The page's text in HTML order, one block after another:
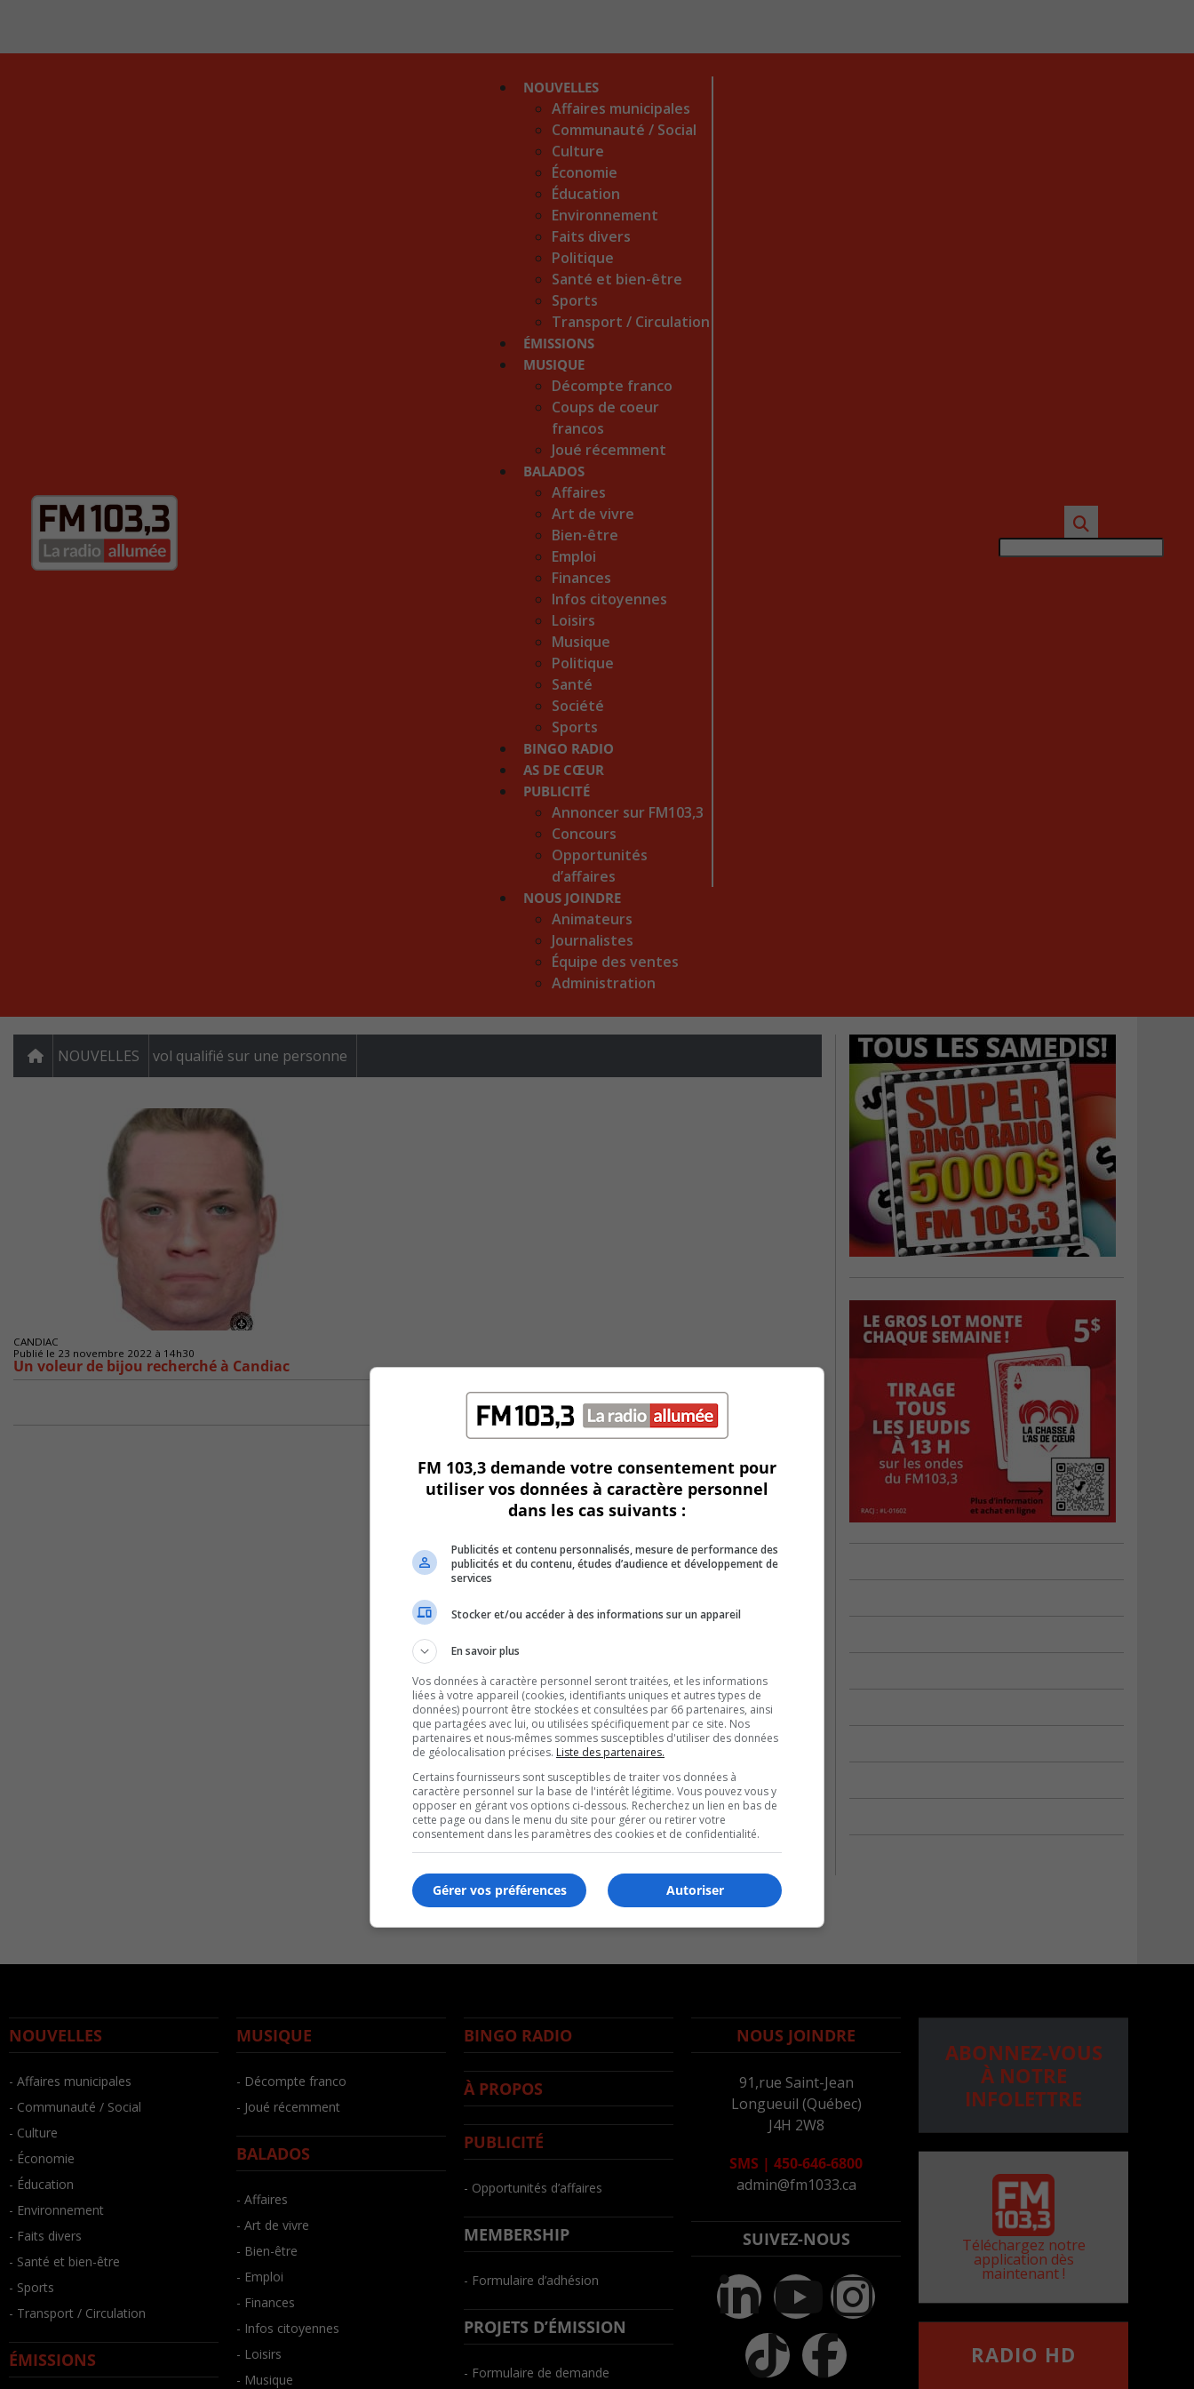
NOUVELLES
Affaires municipales
Communauté / Social
Culture
Économie
Éducation
Environnement
Faits divers
Politique
Santé et bien-être
Sports
Transport / Circulation
ÉMISSIONS
MUSIQUE
Décompte franco
Coups de coeur
francos
Joué récemment
BALADOS
Affaires
Art de vivre
Bien-être
Emploi
Finances
Infos citoyennes
Loisirs
Musique
Politique
Santé
Société
Sports
BINGO RADIO
AS DE CŒUR
PUBLICITÉ
Annoncer sur FM103,3
Concours
Opportunités
d’affaires
NOUS JOINDRE
Animateurs
Journalistes
Équipe des ventes
Administration
NOUVELLES vol qualifié sur une personne
CANDIAC
Publié le 23 novembre 2022 à 14h30
Un voleur de bijou recherché à Candiac
NOUVELLES
- Affaires municipales
- Communauté / Social
- Culture
- Économie
- Éducation
- Environnement
- Faits divers
- Santé et bien-être
- Sports
- Transport / Circulation
ÉMISSIONS
MUSIQUE
- Décompte franco
- Joué récemment
BALADOS
- Affaires
- Art de vivre
- Bien-être
- Emploi
- Finances
- Infos citoyennes
- Loisirs
- Musique
BINGO RADIO
À PROPOS
PUBLICITÉ
- Opportunités d’affaires
MEMBERSHIP
- Formulaire d’adhésion
PROJETS D’ÉMISSION
- Formulaire de demande
NOUS JOINDRE
91,rue Saint-Jean
Longueuil (Québec)
J4H 2W8
SMS | 450-646-6800
admin@fm1033.ca
SUIVEZ-NOUS
ABONNEZ-VOUS
À NOTRE
INFOLETTRE
Téléchargez notre
application dès
maintenant !
RADIO HD
FM 103,3 demande votre consentement pour
utiliser vos données à caractère personnel
dans les cas suivants :
Publicités et contenu personnalisés, mesure de performance des
publicités et du contenu, études d’audience et développement de
services
Stocker et/ou accéder à des informations sur un appareil
En savoir plus
Vos données à caractère personnel seront traitées, et les informations
liées à votre appareil (cookies, identifiants uniques et autres types de
données) pourront être stockées et consultées par 66 partenaires, ainsi
que partagées avec lui, ou utilisées spécifiquement par ce site. Nos
partenaires et nous-mêmes sommes susceptibles d'utiliser des données
de géolocalisation précises. Liste des partenaires.
Certains fournisseurs sont susceptibles de traiter vos données à
caractère personnel sur la base de l'intérêt légitime. Vous pouvez vous y
opposer en gérant vos options ci-dessous. Recherchez un lien en bas de
cette page ou dans le menu du site pour gérer ou retirer votre
consentement dans les paramètres des cookies et de confidentialité.
Autoriser
Gérer vos préférences